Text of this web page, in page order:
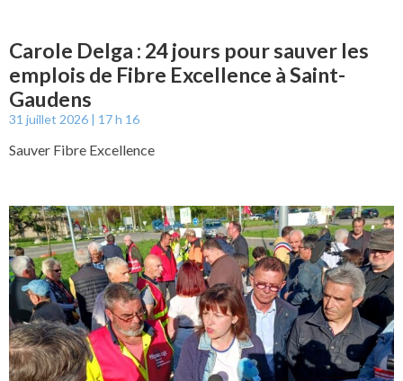
Carole Delga : 24 jours pour sauver les
emplois de Fibre Excellence à Saint-
Gaudens
31 juillet 2026 17 h 16
Sauver Fibre Excellence